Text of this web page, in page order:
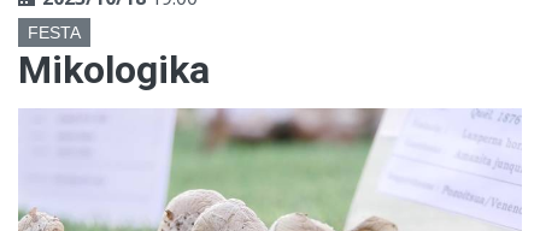
FESTA
Mikologika